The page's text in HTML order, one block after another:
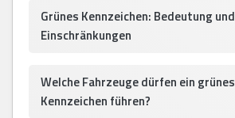
Grünes Kennzeichen: Bedeutung und
Einschränkungen
Welche Fahrzeuge dürfen ein grünes
Kennzeichen führen?